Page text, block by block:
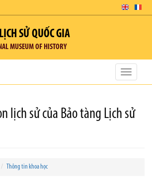
SỬ QUỐC GIA
MUSEUM OF HISTORY
Toggle
lịch sử của Bảo tàng Lịch sử
Thông tin khoa học